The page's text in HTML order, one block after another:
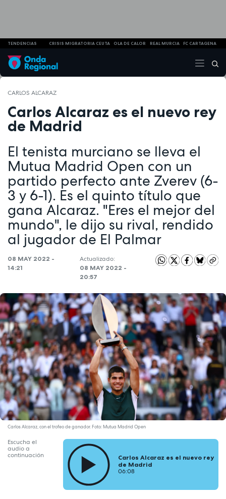
TENDENCIAS CRISIS MIGRATORIA CEUTA OLA DE CALOR REAL MURCIA FC CARTAGENA
CARLOS ALCARAZ
Carlos Alcaraz es el nuevo rey
de Madrid
El tenista murciano se lleva el
Mutua Madrid Open con un
partido perfecto ante Zverev (6-
3 y 6-1). Es el quinto título que
gana Alcaraz. "Eres el mejor del
mundo", le dijo su rival, rendido
al jugador de El Palmar
08 MAY 2022 -
14:21
Actualizado:
08 MAY 2022 -
20:57
Carlos Alcaraz, con el trofeo de ganador. Foto: Mutua Madrid Open
Escucha el
audio a
continuación
Carlos Alcaraz es el nuevo rey
de Madrid
06:08